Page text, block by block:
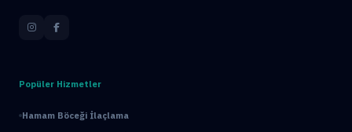
Popüler Hizmetler
Hamam Böceği İlaçlama